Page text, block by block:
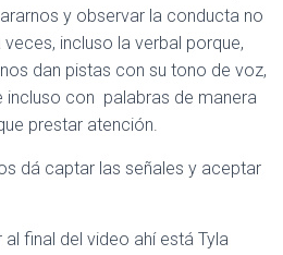
y observar la conducta no
incluso la verbal porque,
dan pistas con su tono de voz,
incluso con palabras de manera
prestar atención.
dá captar las señales y aceptar
final del video ahí está Tyla